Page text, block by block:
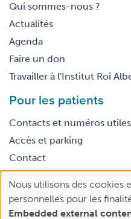
Qui sommes-nous ?
Actualités
Agenda
Faire un don
Travailler à l'Institut Roi
Pour les patients
Contacts et numéros utiles
Accès et parking
Contact
Footer
legal
Conditions générales
Use
of
Nous utilisons des cookies
personnelles pour les
Embedded external